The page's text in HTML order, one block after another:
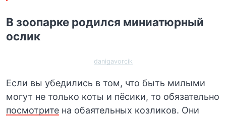
В зоопарке родился миниатюрный
ослик
danigavorcik
Если вы убедились в том, что быть милыми
могут не только коты и пёсики, то обязательно
посмотрите на обаятельных козликов. Они